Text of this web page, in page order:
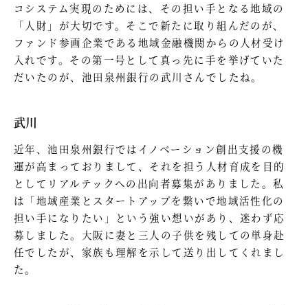
コシステム実現のためには、その担い手となる地域の
「人財」が大切です。そこで新たに取り組んだのが、
ファンド参画企業である地域金融機関からの人材受け
入れです。その第一号として真っ先に手を挙げていた
だいたのが、池田泉州銀行の武川さんでしたね。
武川
近年、池田泉州銀行ではイノベーション創出支援の機
運が高まっておりまして、それを担う人材育成を目的
としてリアルテックへの出向者募集がありました。私
は「地域産業とスタートアップを繋いで地域活性化の
担い手になりたい」という強い想いがあり、迷わず応
募しました。大阪に妻と三人の子供を残しての単身赴
任でしたが、家族も理解を示して送り出してくれまし
た。